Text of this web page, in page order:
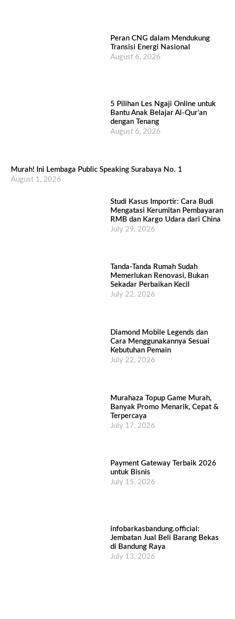
Peran CNG dalam Mendukung
Transisi Energi Nasional
August 6, 2026
5 Pilihan Les Ngaji Online untuk
Bantu Anak Belajar Al-Qur’an
dengan Tenang
August 6, 2026
Murah! Ini Lembaga Public Speaking Surabaya No. 1
August 1, 2026
Studi Kasus Importir: Cara Budi
Mengatasi Kerumitan Pembayaran
RMB dan Kargo Udara dari China
July 29, 2026
Tanda-Tanda Rumah Sudah
Memerlukan Renovasi, Bukan
Sekadar Perbaikan Kecil
July 22, 2026
Diamond Mobile Legends dan
Cara Menggunakannya Sesuai
Kebutuhan Pemain
July 22, 2026
Murahaza Topup Game Murah,
Banyak Promo Menarik, Cepat &
Terpercaya
July 17, 2026
Payment Gateway Terbaik 2026
untuk Bisnis
July 15, 2026
infobarkasbandung.official:
Jembatan Jual Beli Barang Bekas
di Bandung Raya
July 13, 2026